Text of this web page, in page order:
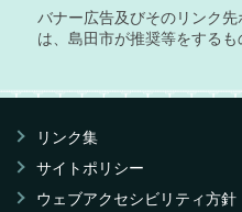
バナー広告及びそのリンク
は、島田市が推奨等をするも
リンク集
サイトポリシー
ウェブアクセシビリティ方針